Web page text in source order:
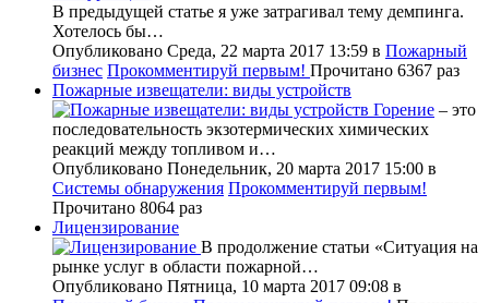
В предыдущей статье я уже затрагивал тему демпинга.
Хотелось бы…
Опубликовано Среда, 22 марта 2017 13:59 в Пожарный
бизнес Прокомментируй первым! Прочитано 6367 раз
Пожарные извещатели: виды устройств
Горение – это
последовательность экзотермических химических
реакций между топливом и…
Опубликовано Понедельник, 20 марта 2017 15:00 в
Системы обнаружения Прокомментируй первым!
Прочитано 8064 раз
Лицензирование
В продолжение статьи «Ситуация на
рынке услуг в области пожарной…
Опубликовано Пятница, 10 марта 2017 09:08 в